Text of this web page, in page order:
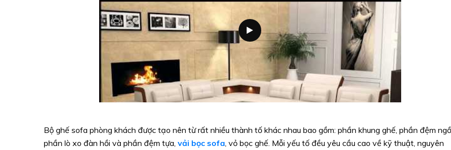
Bộ ghế sofa phòng khách được tạo nên từ rất nhiều thành tố khác nhau bao gồm: phần khung ghế, phần đệm
phần lò xo đàn hồi và phần đệm tựa, vải bọc sofa , vỏ bọc ghế. Mỗi yếu tố đều yêu cầu cao về kỹ thuật, nguyên